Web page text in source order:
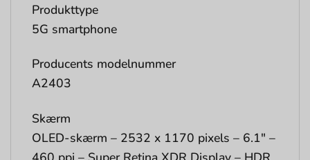
Produkttype
5G smartphone
Producents modelnummer
A2403
Skærm
OLED-skærm – 2532 x 1170 pixels – 6.1″ –